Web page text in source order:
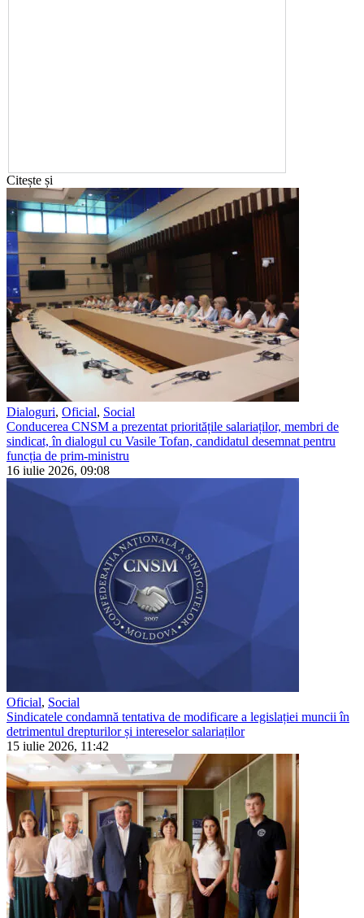
Citește și
Dialoguri, Oficial, Social
Conducerea CNSM a prezentat prioritățile salariaților, membri de
sindicat, în dialogul cu Vasile Tofan, candidatul desemnat pentru
funcția de prim-ministru
16 iulie 2026, 09:08
Oficial, Social
Sindicatele condamnă tentativa de modificare a legislației muncii în
detrimentul drepturilor și intereselor salariaților
15 iulie 2026, 11:42